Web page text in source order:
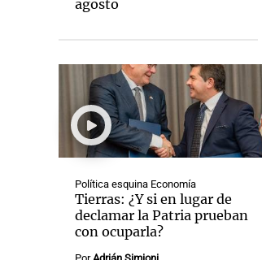
agosto
Política esquina Economía
Tierras: ¿Y si en lugar de
declamar la Patria prueban
con ocuparla?